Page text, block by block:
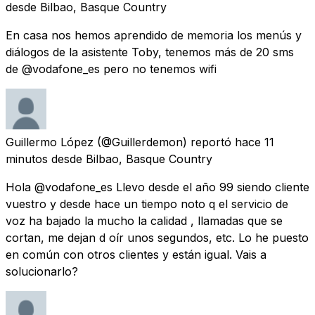
desde Bilbao, Basque Country
En casa nos hemos aprendido de memoria los menús y
diálogos de la asistente Toby, tenemos más de 20 sms
de @vodafone_es pero no tenemos wifi
Guillermo López (@Guillerdemon) reportó hace 11
minutos desde Bilbao, Basque Country
Hola @vodafone_es Llevo desde el año 99 siendo cliente
vuestro y desde hace un tiempo noto q el servicio de
voz ha bajado la mucho la calidad , llamadas que se
cortan, me dejan d oír unos segundos, etc. Lo he puesto
en común con otros clientes y están igual. Vais a
solucionarlo?